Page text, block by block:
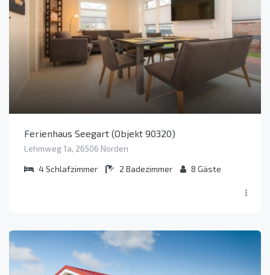
Ferienhaus Seegart (Objekt 90320)
Lehmweg 1a, 26506 Norden
4Schlafzimmer 2 Badezimmer 8 Gäste